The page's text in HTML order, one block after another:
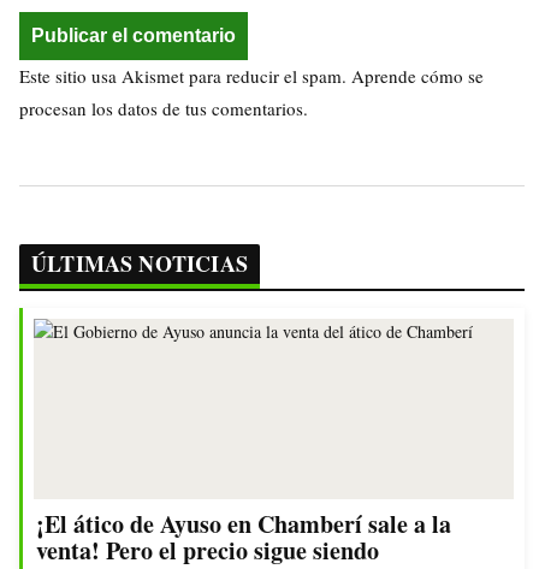
Este sitio usa Akismet para reducir el spam. Aprende cómo se
procesan los datos de tus comentarios.
ÚLTIMAS NOTICIAS
¡El ático de Ayuso en Chamberí sale a la
venta! Pero el precio sigue siendo